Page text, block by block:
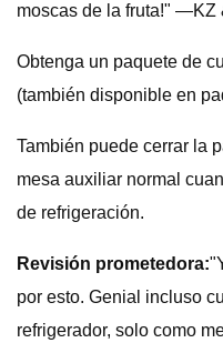
moscas de la fruta!" —KZ
Obtenga un paquete de
(también disponible en
También puede cerrar la
mesa auxiliar normal
de refrigeración.
Revisión prometedora:
por esto. Genial incluso
refrigerador, solo como